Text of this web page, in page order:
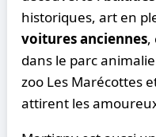
historiques, art en
voitures anciennes,
dans le parc
zoo Les Marécottes
attirent les